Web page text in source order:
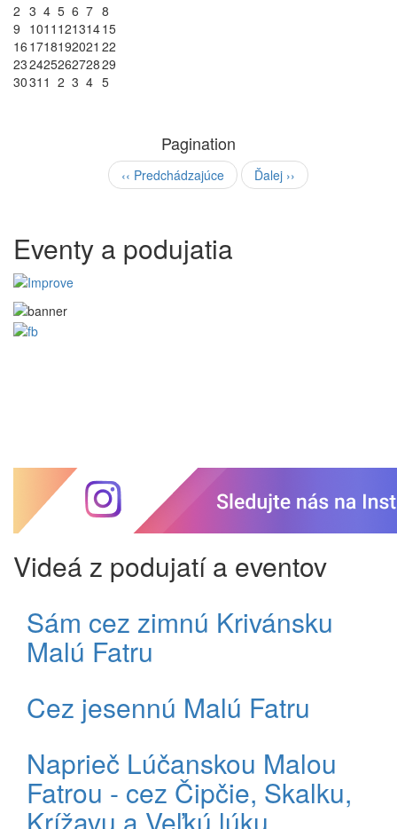
2 3 4 5 6 7 8
9 1011 12131415
16 1718192021 22
23242526272829
3031 1 2 3 4 5
Pagination
‹‹ Predchádzajúce Ďalej ››
Eventy a podujatia
Videá z podujatí a eventov
Sám cez zimnú Krivánsku
Malú Fatru
Cez jesennú Malú Fatru
Naprieč Lúčanskou Malou
Fatrou - cez Čipčie, Skalku,
Krížavu a Veľkú lúku